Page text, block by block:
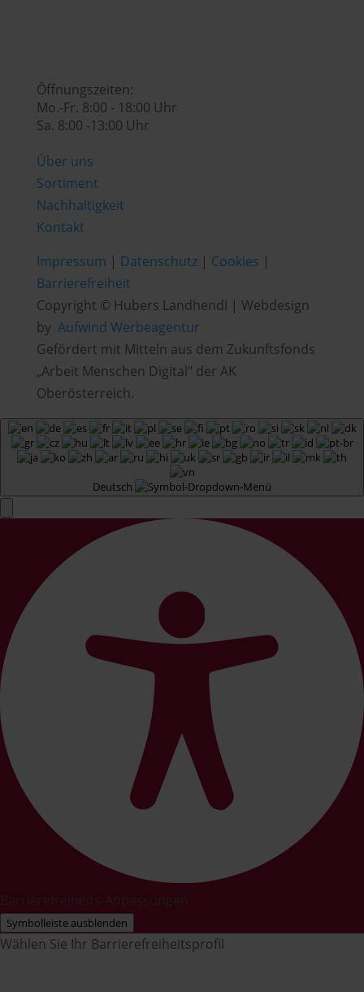
Öffnungszeiten:
Mo.-Fr. 8:00 - 18:00 Uhr
Sa. 8:00 -13:00 Uhr
Über uns
Sortiment
Nachhaltigkeit
Kontakt
Impressum | Datenschutz| Cookies |
Barrierefreiheit
Copyright © Hubers Landhendl | Webdesign
by Aufwind Werbeagentur
Gefördert mit Mitteln aus dem Zukunftsfonds
„Arbeit Menschen Digital" der AK
Oberösterreich.
Deutsch
Symbolleiste ausblenden
Wählen Sie Ihr Barrierefreiheitsprofil